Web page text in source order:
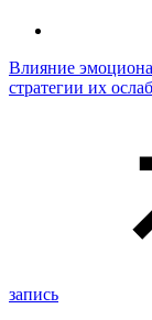
Влияние
стратегии их
запись